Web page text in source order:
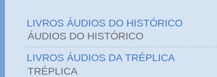
LIVROS ÁUDIOS DO HISTÓRICO
ÁUDIOS DO
LIVROS ÁUDIOS DA TRÉPLICA
TRÉPLICA